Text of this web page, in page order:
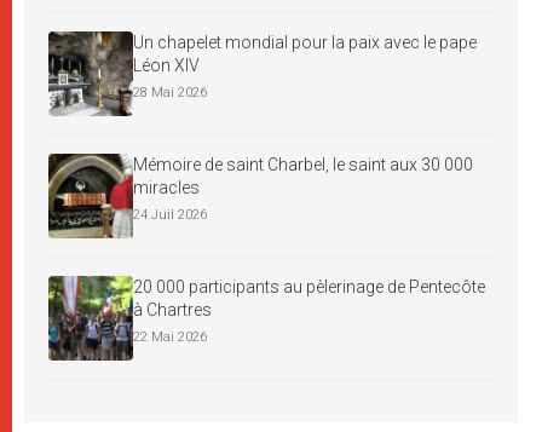
Un chapelet mondial pour la paix avec le pape
Léon XIV
28 Mai 2026
Mémoire de saint Charbel, le saint aux 30 000
miracles
24 Juil 2026
20 000 participants au pèlerinage de Pentecôte
à Chartres
22 Mai 2026